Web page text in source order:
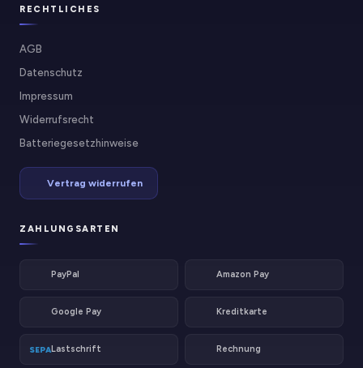
RECHTLICHES
AGB
Datenschutz
Impressum
Widerrufsrecht
Batteriegesetzhinweise
Vertrag widerrufen
ZAHLUNGSARTEN
PayPal Amazon Pay
Google Pay Kreditkarte
SEPALastschrift Rechnung